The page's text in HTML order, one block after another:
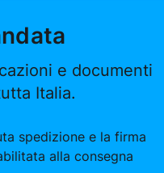
e documenti
Italia.
spedizione e la firma
alla consegna